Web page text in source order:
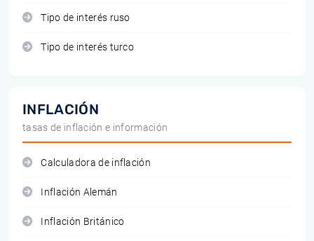
Tipo de interés ruso
Tipo de interés turco
INFLACIÓN
tasas de inflación e información
Calculadora de inflación
Inflación Alemán
Inflación Británico